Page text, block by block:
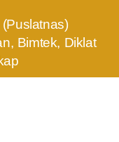
Bimtek, Diklat